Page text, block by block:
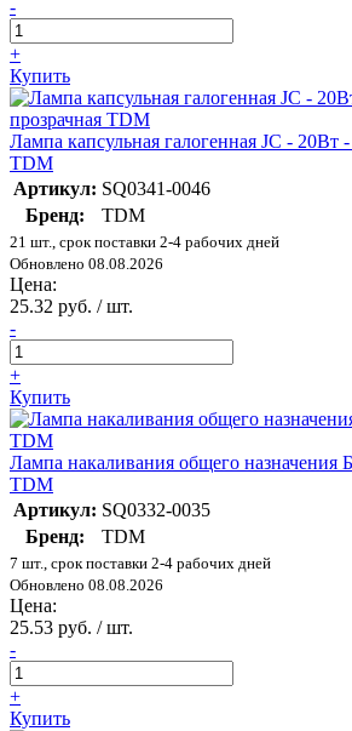
-
+
Купить
Лампа капсульная галогенная JC - 20Вт
TDM
Артикул: SQ0341-0046
Бренд:
TDM
21 шт., срок поставки 2-4 рабочих дней
Обновлено 08.08.2026
Цена:
25.32 руб. / шт.
-
+
Купить
Лампа накаливания общего назначения
TDM
Артикул: SQ0332-0035
Бренд:
TDM
7 шт., срок поставки 2-4 рабочих дней
Обновлено 08.08.2026
Цена:
25.53 руб. / шт.
-
+
Купить